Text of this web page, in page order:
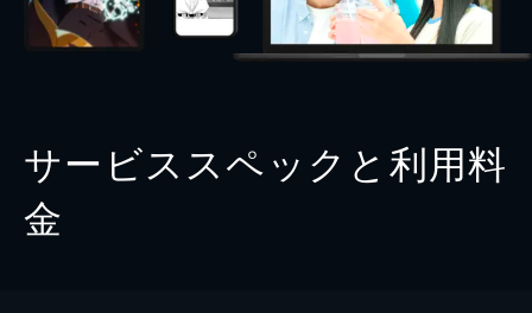
サービススペックと利用料
金